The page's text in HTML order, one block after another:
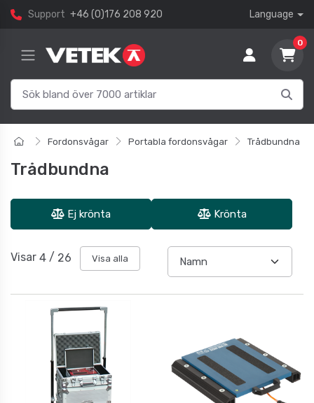
Support +46 (0)176 208 920 Language
0
Fordonsvågar Portabla fordonsvågar Trådbundna
Trådbundna
Ej krönta Krönta
Visar 4 / 26 Visa alla